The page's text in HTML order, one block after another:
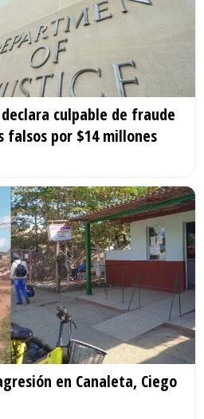
culpable de fraude
falsos por $14 millones
en Canaleta, Ciego